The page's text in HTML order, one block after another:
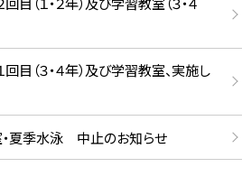
目（３・４年）及び学習教室、実施し
夏季水泳 中止のお知らせ